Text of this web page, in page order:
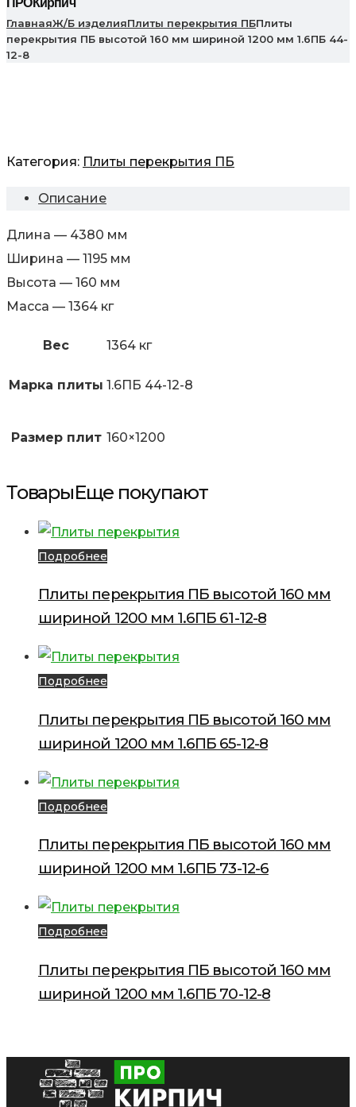
ГлавнаяЖ/Б изделияПлиты перекрытия ПБПлиты
перекрытия ПБ высотой 160 мм шириной 1200 мм 1.6ПБ 44-
12-8
Категория: Плиты перекрытия ПБ
Описание
Длина — 4380 мм
Ширина — 1195 мм
Высота — 160 мм
Масса — 1364 кг
Вес 1364 кг
Марка плиты 1.6ПБ 44-12-8
Размер плит 160×1200
ТоварыЕще покупают
Подробнее
Плиты перекрытия ПБ высотой 160 мм
шириной 1200 мм 1.6ПБ 61-12-8
Подробнее
Плиты перекрытия ПБ высотой 160 мм
шириной 1200 мм 1.6ПБ 65-12-8
Подробнее
Плиты перекрытия ПБ высотой 160 мм
шириной 1200 мм 1.6ПБ 73-12-6
Подробнее
Плиты перекрытия ПБ высотой 160 мм
шириной 1200 мм 1.6ПБ 70-12-8